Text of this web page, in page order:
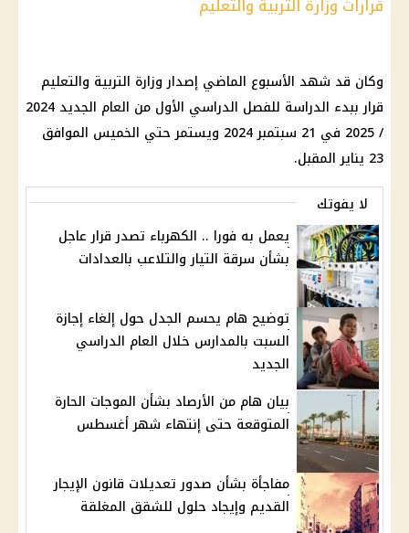
وكان قد شهد الأسبوع الماضي إصدار وزارة التربية والتعليم
قرار ببدء الدراسة للفصل الدراسي الأول من العام الجديد 2024
/ 2025 في 21 سبتمبر 2024 ويستمر حتي الخميس الموافق
23 يناير المقبل.
لا يفوتك
يعمل به فورا .. الكهرباء تصدر قرار عاجل
بشأن سرقة التيار والتلاعب بالعدادات
توضيح هام يحسم الجدل حول إلغاء إجازة
السبت بالمدارس خلال العام الدراسي
الجديد
بيان هام من الأرصاد بشأن الموجات الحارة
المتوقعة حتى إنتهاء شهر أغسطس
مفاجأة بشأن صدور تعديلات قانون الإيجار
القديم وإيجاد حلول للشقق المغلقة